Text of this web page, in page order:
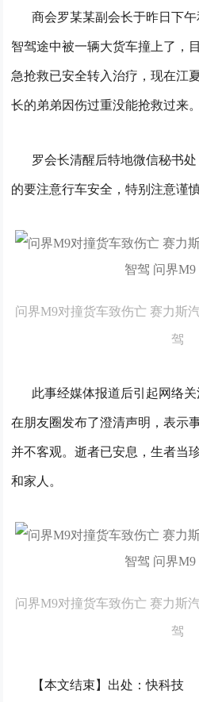
商会罗某某副会长于昨日下
智驾途中被一辆大货车撞上了，
急抢救已安全转入治疗，现在江
长的弟弟因伤过重没能抢救过来。
罗会长清醒后特地微信秘书
的要注意行车安全，特别注意谨
问界M9对撞货车致伤亡 赛力斯
驾
此事经媒体报道后引起网络
在朋友圈发布了澄清声明，表示
并不客观。逝者已安息，生者当
和家人。
问界M9对撞货车致伤亡 赛力斯
驾
【本文结束】出处：快科技